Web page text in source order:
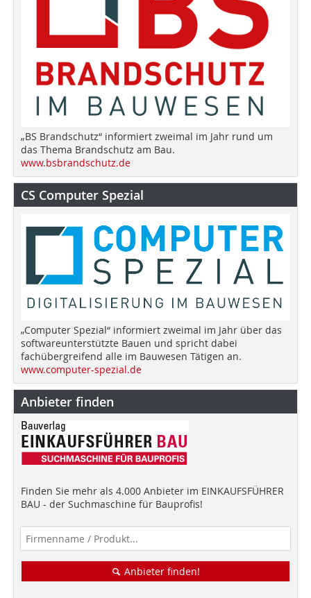
„BS Brandschutz“ informiert zweimal im Jahr rund um
das Thema Brandschutz am Bau.
www.bsbrandschutz.de
CS Computer Spezial
„Computer Spezial“ informiert zweimal im Jahr über das
softwareunterstützte Bauen und spricht dabei
fachübergreifend alle im Bauwesen Tätigen an.
www.computer-spezial.de
Anbieter finden
Finden Sie mehr als 4.000 Anbieter im EINKAUFSFÜHRER
BAU - der Suchmaschine für Bauprofis!
Anbieter finden!